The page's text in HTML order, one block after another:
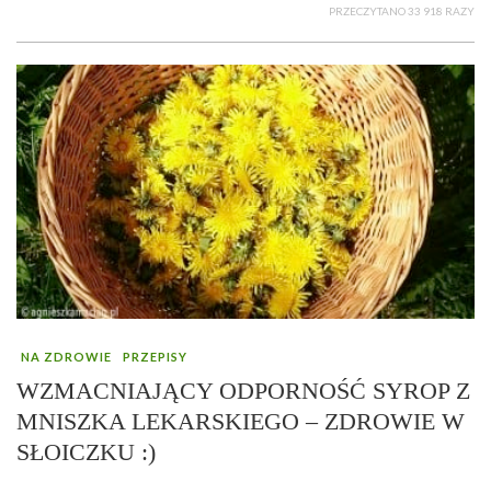
PRZECZYTANO 33 918 RAZY
NA ZDROWIE PRZEPISY
WZMACNIAJĄCY ODPORNOŚĆ SYROP Z
MNISZKA LEKARSKIEGO – ZDROWIE W
SŁOICZKU :)